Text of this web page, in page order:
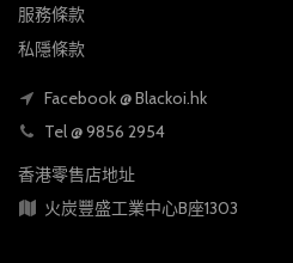
服務條款
私隱條款
Facebook @ Blackoi.hk
Tel @ 9856 2954
香港零售店地址
火炭豐盛工業中心B座1303